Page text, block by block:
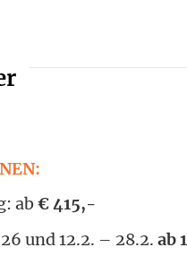
ab€ 415,-
und 12.2. – 28.2. ab